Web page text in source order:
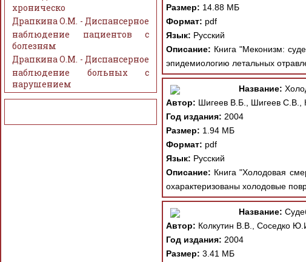
Размер: 14.88 МБ
Формат: pdf
Язык: Русский
Описание: Книга "Меконизм:
эпидемиологию летальных
Название:
Автор: Шигеев В.Б., Шигеев С.В.,
Год издания: 2004
Размер: 1.94 МБ
Формат: pdf
Язык: Русский
Описание: Книга "Холодовая
охарактеризованы холодовые
Название:
Автор: Колкутин В.В., Соседко
Год издания: 2004
Размер: 3.41 МБ
хроническо
Драпкина О.М. - Диспансерное
наблюдение пациентов с
болезням
Драпкина О.М. - Диспансерное
наблюдение больных с
нарушением